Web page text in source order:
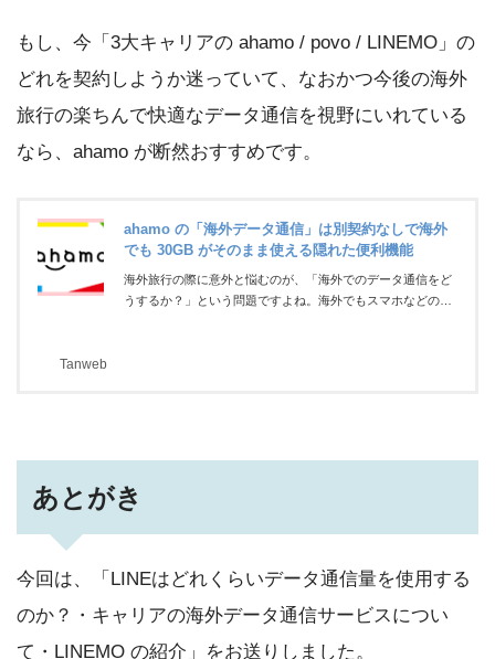
もし、今「3大キャリアの ahamo / povo / LINEMO」の
どれを契約しようか迷っていて、なおかつ今後の海外
旅行の楽ちんで快適なデータ通信を視野にいれている
なら、ahamo が断然おすすめです。
ahamo の「海外データ通信」は別契約なしで海外
でも 30GB がそのまま使える隠れた便利機能
海外旅行の際に意外と悩むのが、「海外でのデータ通信をど
うするか？」という問題ですよね。海外でもスマホなどの電
Tanweb
あとがき
今回は、「LINEはどれくらいデータ通信量を使用する
のか？・キャリアの海外データ通信サービスについ
て・LINEMO の紹介」をお送りしました。